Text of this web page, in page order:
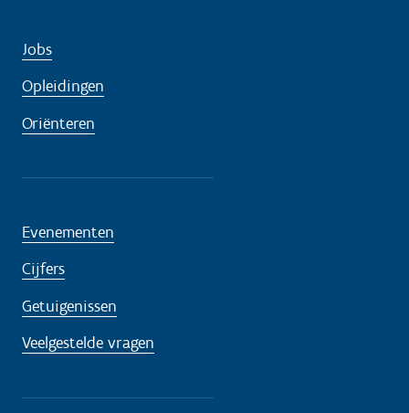
Jobs
Opleidingen
Oriënteren
Evenementen
Cijfers
Getuigenissen
Veelgestelde vragen